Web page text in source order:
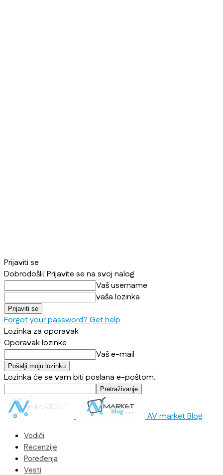
Prijaviti se
Dobrodošli! Prijavite se na svoj nalog
Vaš username
vaša lozinka
Forgot your password? Get help
Lozinka za oporavak
Oporavak lozinke
Vaš e-mail
Lozinka će se vam biti poslana e-poštom.
AV market Blog
Vodiči
Recenzije
Poređenja
Vesti